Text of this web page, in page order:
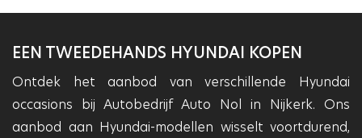
EEN TWEEDEHANDS HYUNDAI KOPEN
Ontdek het aanbod van verschillende Hyundai
occasions bij Autobedrijf Auto Nol in Nijkerk. Ons
aanbod aan Hyundai-modellen wisselt voortdurend,